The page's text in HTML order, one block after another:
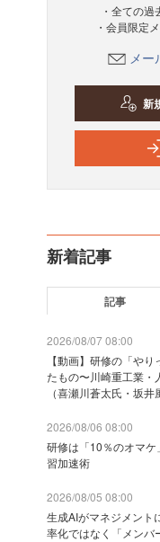
・全ての
・会員限定
メー
新
新着記事
記事
2026/08/07 08:00
【動画】研修の「や
たもの〜川崎重工業・
（喜瀬川蒼太氏・坂井
2026/08/06 08:00
研修は「10％のオマ
習加速術
2026/08/05 08:00
生成AIがマネジメント
率化ではなく「メンバ